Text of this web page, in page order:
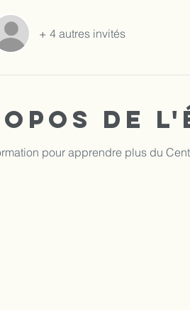
+ 4 autres invités
de
pour apprendre plus du